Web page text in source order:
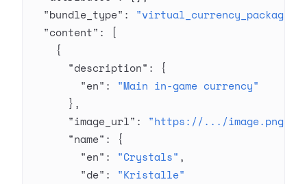
  "bundle_type"
: "virtual_currency_package"
  "content"
: [
    {
      "description"
: {
        "en"
: "Main in-game currency"
      },
      "image_url"
: "https://.../image.png"
      "name"
: {
        "en"
: "Crystals" ,
        "de"
: "Kristalle"